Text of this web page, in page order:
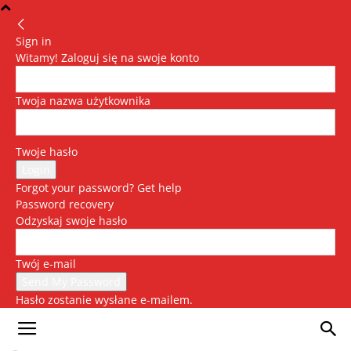
Sign in
Witamy! Zaloguj się na swoje konto
Twoja nazwa użytkownika
Twoje hasło
Forgot your password? Get help
Password recovery
Odzyskaj swoje hasło
Twój e-mail
Hasło zostanie wysłane e-mailem.